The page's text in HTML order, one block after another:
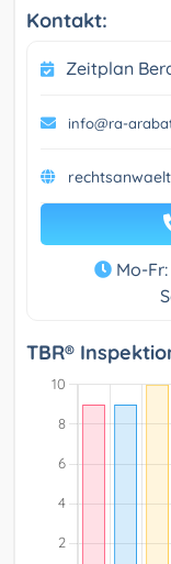
Kontakt:
Zeitplan
info@ra-
Mo-
TBR®